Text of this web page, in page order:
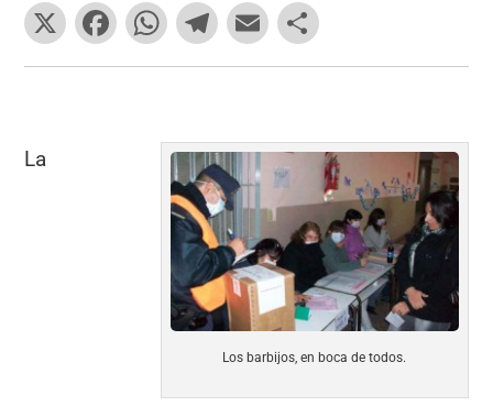
X
F
a
W
h
A
p
p
T
el
a
m
E
m o
ar
tir
Los barbijos, en boca de todos.
La